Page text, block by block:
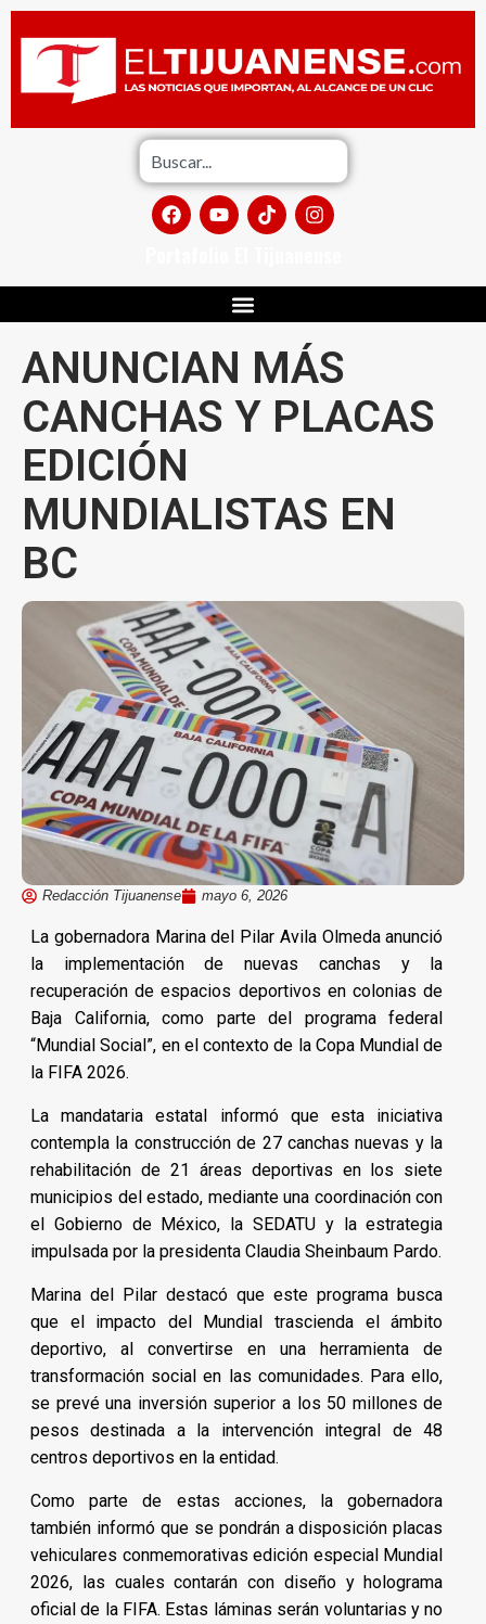
ANUNCIAN MÁS
CANCHAS Y PLACAS
EDICIÓN
MUNDIALISTAS EN
BC
Redacción Tijuanense mayo 6, 2026
La gobernadora Marina del Pilar Avila Olmeda anunció
la implementación de nuevas canchas y la
recuperación de espacios deportivos en colonias de
Baja California, como parte del programa federal
“Mundial Social”, en el contexto de la Copa Mundial de
la FIFA 2026.
La mandataria estatal informó que esta iniciativa
contempla la construcción de 27 canchas nuevas y la
rehabilitación de 21 áreas deportivas en los siete
municipios del estado, mediante una coordinación con
el Gobierno de México, la SEDATU y la estrategia
impulsada por la presidenta Claudia Sheinbaum Pardo.
Marina del Pilar destacó que este programa busca
que el impacto del Mundial trascienda el ámbito
deportivo, al convertirse en una herramienta de
transformación social en las comunidades. Para ello,
se prevé una inversión superior a los 50 millones de
pesos destinada a la intervención integral de 48
centros deportivos en la entidad.
Como parte de estas acciones, la gobernadora
también informó que se pondrán a disposición placas
vehiculares conmemorativas edición especial Mundial
2026, las cuales contarán con diseño y holograma
oficial de la FIFA. Estas láminas serán voluntarias y no